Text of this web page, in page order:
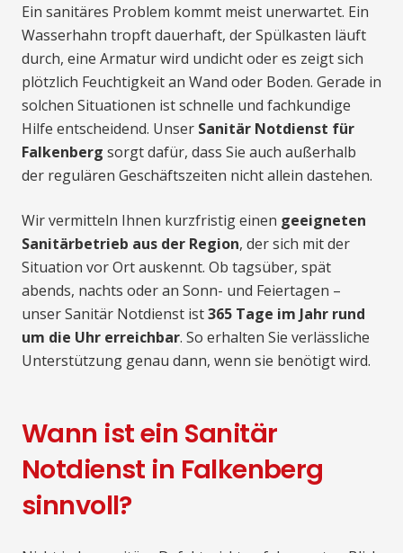
Ein sanitäres Problem kommt meist unerwartet. Ein
Wasserhahn tropft dauerhaft, der Spülkasten läuft
durch, eine Armatur wird undicht oder es zeigt sich
plötzlich Feuchtigkeit an Wand oder Boden. Gerade in
solchen Situationen ist schnelle und fachkundige
Hilfe entscheidend. Unser Sanitär Notdienst für
Falkenberg sorgt dafür, dass Sie auch außerhalb
der regulären Geschäftszeiten nicht allein dastehen.
Wir vermitteln Ihnen kurzfristig einen geeigneten
Sanitärbetrieb aus der Region, der sich mit der
Situation vor Ort auskennt. Ob tagsüber, spät
abends, nachts oder an Sonn- und Feiertagen –
unser Sanitär Notdienst ist365 Tage im Jahr rund
um die Uhr erreichbar. So erhalten Sie verlässliche
Unterstützung genau dann, wenn sie benötigt wird.
Wann ist ein Sanitär
Notdienst in Falkenberg
sinnvoll?